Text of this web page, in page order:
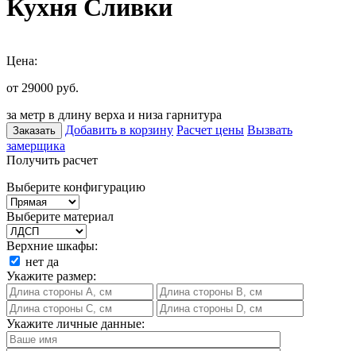
Кухня Сливки
Цена:
от 29000 руб.
за метр в длину верха и низа гарнитура
Заказать Добавить в корзину Расчет цены Вызвать
замерщика
Получить расчет
Выберите конфигурацию
Выберите материал
Верхние шкафы:
нет да
Укажите размер:
Укажите личные данные: